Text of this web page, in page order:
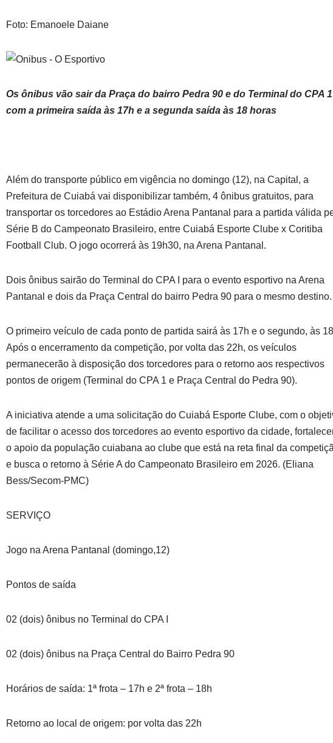
Foto: Emanoele Daiane
Os ônibus vão sair da Praça do bairro Pedra 90 e do Terminal do CPA 1
com a primeira saída às 17h e a segunda saída às 18 horas
Além do transporte público em vigência no domingo (12), na Capital, a
Prefeitura de Cuiabá vai disponibilizar também, 4 ônibus gratuitos, para
transportar os torcedores ao Estádio Arena Pantanal para a partida válida
Série B do Campeonato Brasileiro, entre Cuiabá Esporte Clube x Coritiba
Football Club. O jogo ocorrerá às 19h30, na Arena Pantanal.
Dois ônibus sairão do Terminal do CPA I para o evento esportivo na Arena
Pantanal e dois da Praça Central do bairro Pedra 90 para o mesmo destino.
O primeiro veículo de cada ponto de partida sairá às 17h e o segundo, às
Após o encerramento da competição, por volta das 22h, os veículos
permanecerão à disposição dos torcedores para o retorno aos respectivos
pontos de origem (Terminal do CPA 1 e Praça Central do Pedra 90).
A iniciativa atende a uma solicitação do Cuiabá Esporte Clube, com o
de facilitar o acesso dos torcedores ao evento esportivo da cidade,
o apoio da população cuiabana ao clube que está na reta final da
e busca o retorno à Série A do Campeonato Brasileiro em 2026. (Eliana
Bess/Secom-PMC)
SERVIÇO
Jogo na Arena Pantanal (domingo,12)
Pontos de saída
02 (dois) ônibus no Terminal do CPA I
02 (dois) ônibus na Praça Central do Bairro Pedra 90
Horários de saída: 1ª frota – 17h e 2ª frota – 18h
Retorno ao local de origem: por volta das 22h